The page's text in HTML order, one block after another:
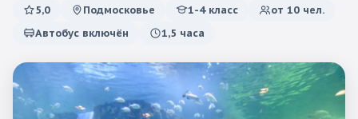
🗳️ 18 сентября
🥞 Масленица
☀️ Летние
🎄 Новогодние
🌷 Весенние
каникулы
🎓 Выпускные
5,0 Подмосковье 1-4 класс от 10 чел.
Автобус включён
1,5 часа